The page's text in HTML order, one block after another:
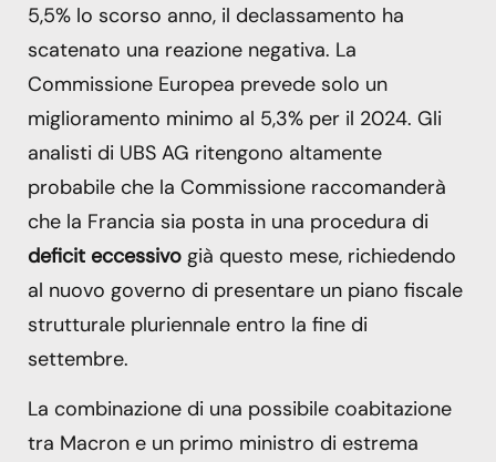
5,5% lo scorso anno, il declassamento ha
scatenato una reazione negativa. La
Commissione Europea prevede solo un
miglioramento minimo al 5,3% per il 2024. Gli
analisti di UBS AG ritengono altamente
probabile che la Commissione raccomanderà
che la Francia sia posta in una procedura di
deficit eccessivo già questo mese, richiedendo
al nuovo governo di presentare un piano fiscale
strutturale pluriennale entro la fine di
settembre.
La combinazione di una possibile coabitazione
tra Macron e un primo ministro di estrema